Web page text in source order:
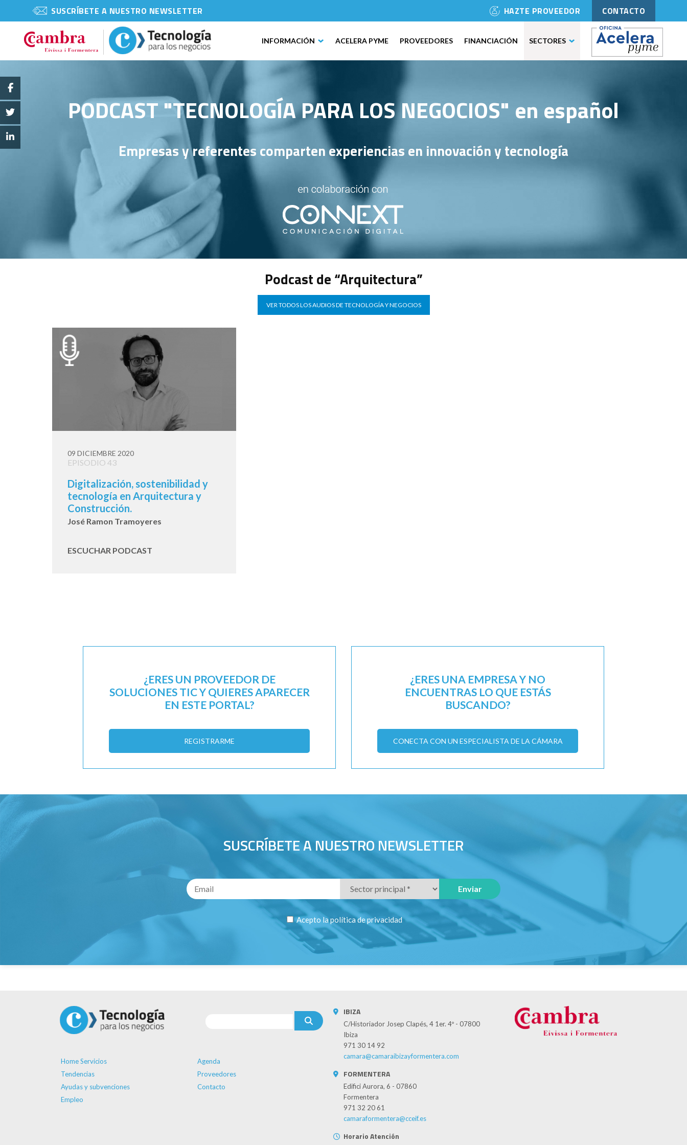
SUSCRÍBETE A NUESTRO NEWSLETTER HAZTE PROVEEDOR CONTACTO
INFORMACIÓN ACELERA PYME PROVEEDORES FINANCIACIÓN SECTORES
PODCAST "TECNOLOGÍA PARA LOS NEGOCIOS" en español
Empresas y referentes comparten experiencias en innovación y tecnología
Podcast de “Arquitectura”
VER TODOS LOS AUDIOS DE TECNOLOGÍA Y NEGOCIOS
09 DICIEMBRE 2020
EPISODIO 43
Digitalización, sostenibilidad y
tecnología en Arquitectura y
Construcción.
José Ramon Tramoyeres
ESCUCHAR PODCAST
¿ERES UN PROVEEDOR DE
SOLUCIONES TIC Y QUIERES APARECER
EN ESTE PORTAL?
REGISTRARME
¿ERES UNA EMPRESA Y NO
ENCUENTRAS LO QUE ESTÁS
BUSCANDO?
CONECTA CON UN ESPECIALISTA DE LA CÁMARA
SUSCRÍBETE A NUESTRO NEWSLETTER
Acepto lapolítica de privacidad
Home Servicios
Agenda
Tendencias
Proveedores
Ayudas y subvenciones
Contacto
Empleo
IBIZA
C/Historiador Josep Clapés, 4 1er. 4º - 07800
Ibiza
971 30 14 92
camara@camaraibizayformentera.com
FORMENTERA
Edifici Aurora, 6 - 07860
Formentera
971 32 20 61
camaraformentera@cceif.es
Horario Atención